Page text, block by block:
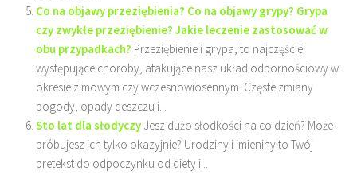
Co na objawy przeziębienia? Co na objawy grypy? Grypa
czy zwykłe przeziębienie? Jakie leczenie zastosować w
obu przypadkach? Przeziębienie i grypa, to najczęściej
występujące choroby, atakujące nasz układ odpornościowy w
okresie zimowym czy wczesnowiosennym. Częste zmiany
pogody, opady deszczu i...
Sto lat dla słodyczy Jesz dużo słodkości na co dzień? Może
próbujesz ich tylko okazyjnie? Urodziny i imieniny to Twój
pretekst do odpoczynku od diety i...